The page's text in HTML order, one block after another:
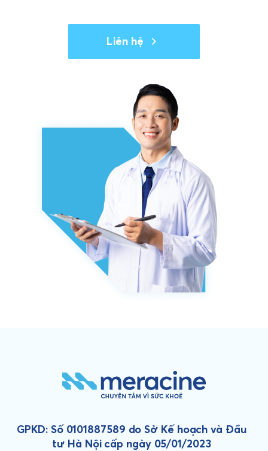
Liên hệ
GPKD: Số 0101887589 do Sở Kế hoạch và Đầu
tư Hà Nội cấp ngày 05/01/2023